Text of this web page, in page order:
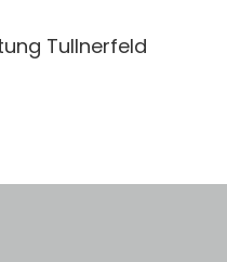
Tullnerfeld